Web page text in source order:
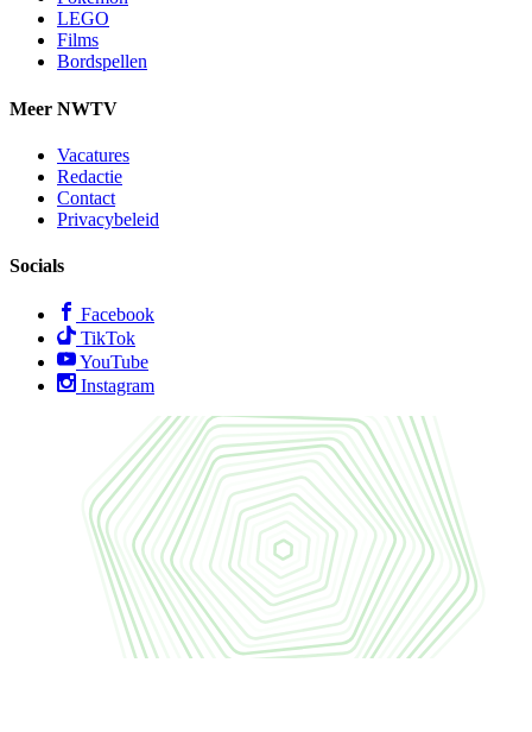
LEGO
Films
Bordspellen
Meer NWTV
Vacatures
Redactie
Contact
Privacybeleid
Socials
Facebook
TikTok
YouTube
Instagram